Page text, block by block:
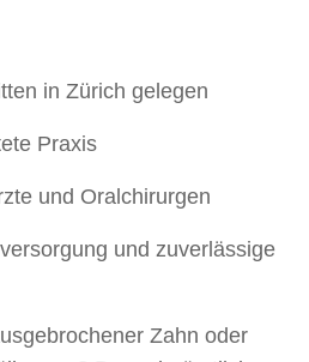
in Zürich gelegen
Praxis
und Oralchirurgen
und zuverlässige
Zahn oder